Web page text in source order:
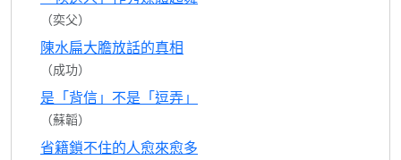
（奕父）
陳水扁大膽放話的真相
（成功）
是「背信」不是「逗弄」
（蘇韜）
省籍鎖不住的人愈來愈多